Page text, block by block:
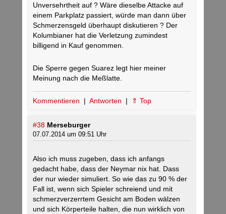
Unversehrtheit auf ? Wäre dieselbe Attacke auf
einem Parkplatz passiert, würde man dann über
Schmerzensgeld überhaupt diskutieren ? Der
Kolumbianer hat die Verletzung zumindest
billigend in Kauf genommen.
Die Sperre gegen Suarez legt hier meiner
Meinung nach die Meßlatte.
Kommentieren | Antworten | ⇑ Top
#38 Merseburger
07.07.2014 um 09:51 Uhr
Also ich muss zugeben, dass ich anfangs
gedacht habe, dass der Neymar nix hat. Dass
der nur wieder simuliert. So wie das zu 90 % der
Fall ist, wenn sich Spieler schreiend und mit
schmerzverzerrtem Gesicht am Boden wälzen
und sich Körperteile halten, die nun wirklich von